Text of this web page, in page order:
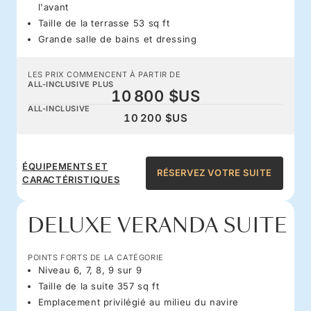
l'avant
Taille de la terrasse 53 sq ft
Grande salle de bains et dressing
LES PRIX COMMENCENT À PARTIR DE
ALL-INCLUSIVE PLUS
10 800 $US
ALL-INCLUSIVE
10 200 $US
ÉQUIPEMENTS ET
CARACTÉRISTIQUES
RÉSERVEZ VOTRE SUITE
DELUXE VERANDA SUITE
POINTS FORTS DE LA CATÉGORIE
Niveau 6, 7, 8, 9 sur 9
Taille de la suite 357 sq ft
Emplacement privilégié au milieu du navire